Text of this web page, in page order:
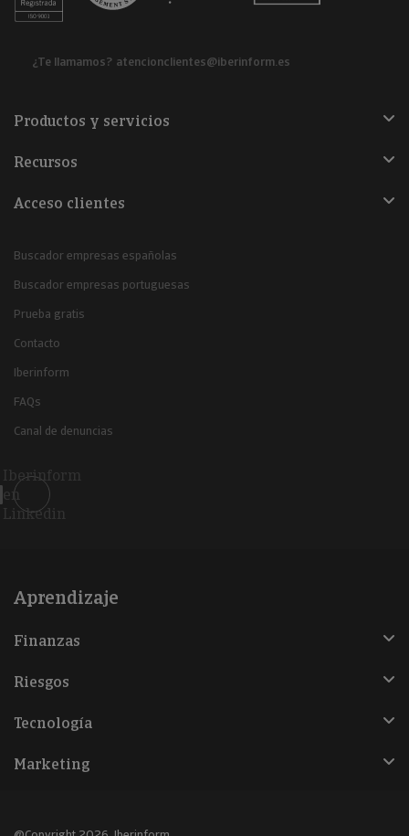
¿Te llamamos? atencionclientes@iberinform.es
Productos y servicios
Recursos
Acceso clientes
Buscador empresas españolas
Buscador empresas portuguesas
Prueba gratis
Contacto
Iberinform
FAQs
Canal de denuncias
Iberinform
en
Linkedin
Aprendizaje
Finanzas
Riesgos
Tecnología
Marketing